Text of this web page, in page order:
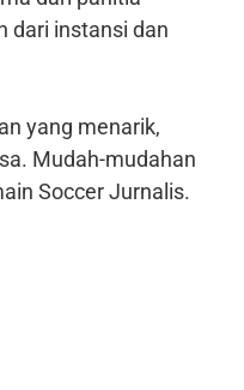
dari instansi dan
yang menarik,
Mudah-mudahan
Soccer Jurnalis.